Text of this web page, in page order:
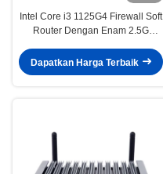
Intel Core i3 1125G4 Firewall Soft
Router Dengan Enam 2.5G
Dapatkan Harga Terbaik